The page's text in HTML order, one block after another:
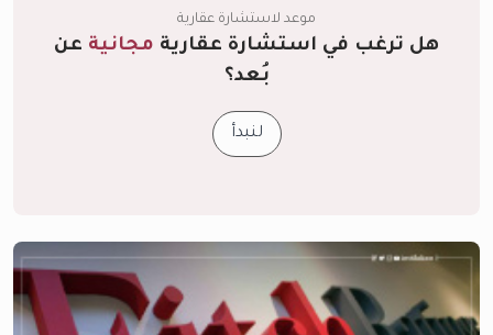
موعد لاستشارة عقارية
هل ترغب في استشارة عقارية مجانية عن
بُعد؟
لنبدأ